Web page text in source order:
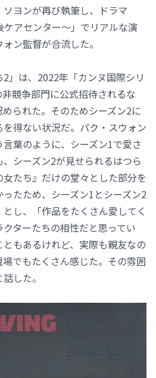
ヨンが再び執筆し、ドラマ
ケアセンター～」でリアルな演
ン監督が合流した。
2」は、2022年「カンヌ国際シリ
競争部門に公式招待されるな
られた。そのためシーズン2に
得ない状況だ。パク・スウォン
葉のように、シーズン1で愛さ
シーズン2が見せられるはつら
たち』だけの堂々とした部分を
たため、シーズン1とシーズン2
し、「作品をたくさん愛してく
ターたちの相性だと思ってい
もあるけれど、実際も親友なの
でもたくさん感じた。その雰囲
した。